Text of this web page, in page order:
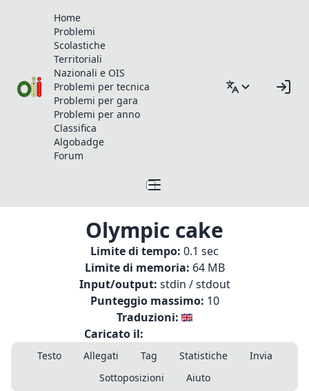
Home
Problemi
Scolastiche
Territoriali
Nazionali e OIS
Problemi per tecnica
Problemi per gara
Problemi per anno
Classifica
Algobadge
Forum
Olympic cake
Limite di tempo: 0.1 sec
Limite di memoria: 64 MB
Input/output: stdin / stdout
Punteggio massimo: 10
Traduzioni:
Caricato il:
Testo Allegati Tag Statistiche
Invia
Sottoposizioni
Aiuto